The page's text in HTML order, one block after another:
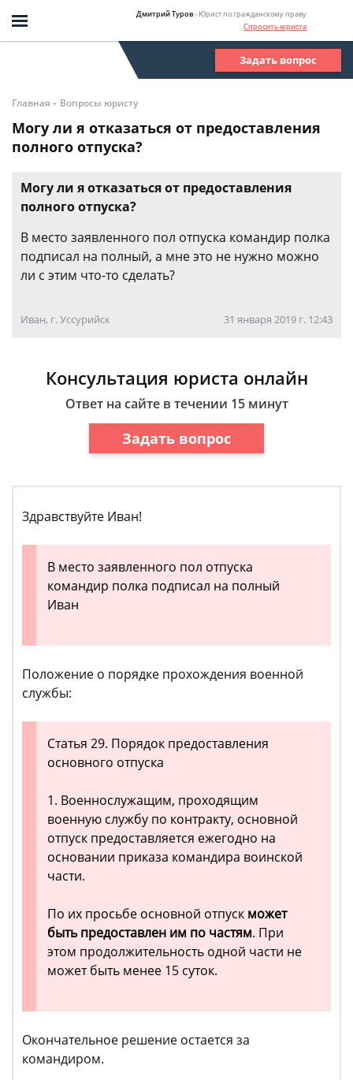
Дмитрий Туров- Юрист по гражданскому праву
Спросить юриста
Задать вопрос
Главная - Вопросы юристу
Могу ли я отказаться от предоставления
полного отпуска?
Могу ли я отказаться от предоставления
полного отпуска?
В место заявленного пол отпуска командир полка
подписал на полный, а мне это не нужно можно
ли с этим что-то сделать?
Иван, г. Уссурийск 31 января 2019 г. 12:43
Консультация юриста онлайн
Ответ на сайте в течении 15 минут
Задать вопрос
Здравствуйте Иван!
В место заявленного пол отпуска
командир полка подписал на полный
Иван
Положение о порядке прохождения военной
службы:
Статья 29. Порядок предоставления
основного отпуска
1. Военнослужащим, проходящим
военную службу по контракту, основной
отпуск предоставляется ежегодно на
основании приказа командира воинской
части.
По их просьбе основной отпуск может
быть предоставлен им по частям. При
этом продолжительность одной части не
может быть менее 15 суток.
Окончательное решение остается за
командиром.